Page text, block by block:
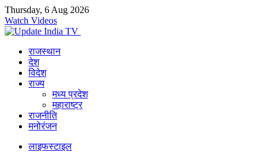
Thursday, 6 Aug 2026
Watch Videos
राजस्थान
देश
विदेश
राज्य
मध्य प्रदेश
महाराष्ट्र
राजनीति
मनोरंजन
लाइफस्टाइल